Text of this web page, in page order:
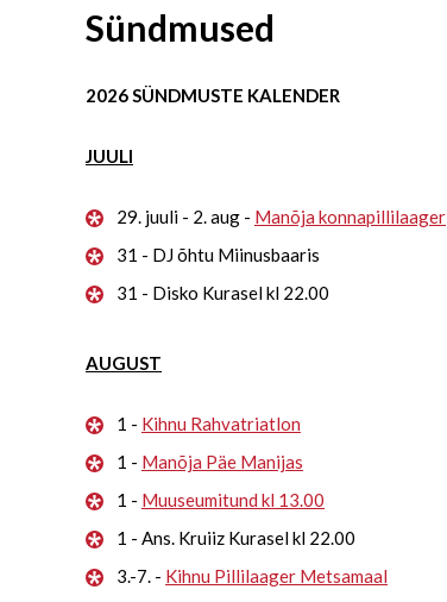
Sündmused
2026 SÜNDMUSTE KALENDER
JUULI
29. juuli - 2. aug - Manõja konnapillilaager
31 - DJ õhtu Miinusbaaris
31 - Disko Kurasel kl 22.00
AUGUST
1 - Kihnu Rahvatriatlon
1 - Manõja Päe Manijas
1 - Muuseumitund kl 13.00
1 - Ans. Kruiiz Kurasel kl 22.00
3.-7. - Kihnu Pillilaager Metsamaal